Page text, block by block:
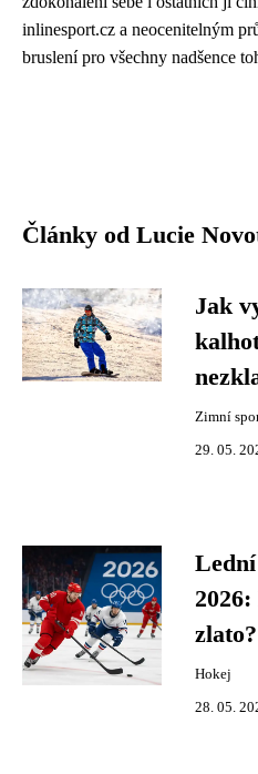
inlinesport.cz a neocenitelným
bruslení pro všechny nadšence
Články od Lucie
Jak
Zimní
29. 05.
zlato?
Hokej
28. 05.